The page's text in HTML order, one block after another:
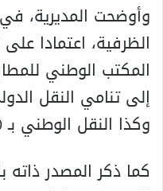
وأوضحت المديرية،
الظرفية، اعتمادا
المكتب الوطني
وكذا النقل الوطني بـ 30 في المائة.
كما ذكر المصدر ذاته